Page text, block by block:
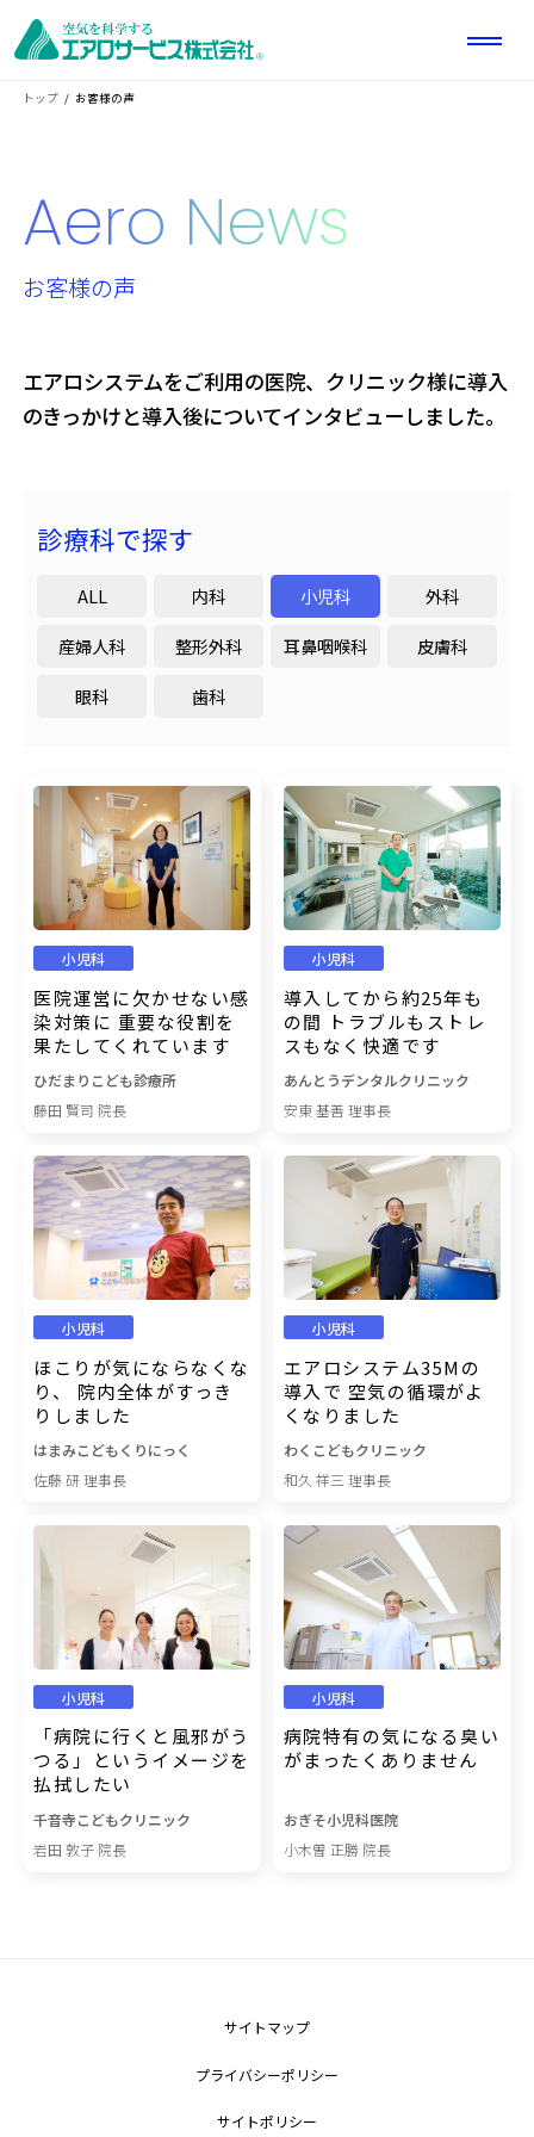
トップ お客様の声
Aero News
お客様の声
エアロシステムをご利用の医院、クリニック様に導入
のきっかけと導入後についてインタビューしました。
診療科で探す
ALL 内科 小児科
外科
産婦人科
整形外科 耳鼻咽喉科
皮膚科
眼科
歯科
小児科
医院運営に欠かせない感
染対策に 重要な役割を
果たしてくれています
ひだまりこども診療所
藤田 賢司 院長
小児科
導入してから約25年も
の間 トラブルもストレ
スもなく快適です
あんとうデンタルクリニック
安東 基善 理事長
小児科
ほこりが気にならなくな
り、 院内全体がすっき
りしました
はまみこどもくりにっく
佐藤 研 理事長
小児科
エアロシステム35Mの
導入で 空気の循環がよ
くなりました
わくこどもクリニック
和久 祥三 理事長
小児科
「病院に行くと風邪がう
つる」というイメージを
払拭したい
千音寺こどもクリニック
岩田 敦子 院長
小児科
病院特有の気になる臭い
がまったくありません
おぎそ小児科医院
小木曽 正勝 院長
サイトマップ
プライバシーポリシー
サイトポリシー